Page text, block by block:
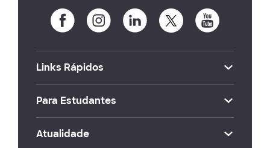
Links Rápidos
Para Estudantes
Atualidade